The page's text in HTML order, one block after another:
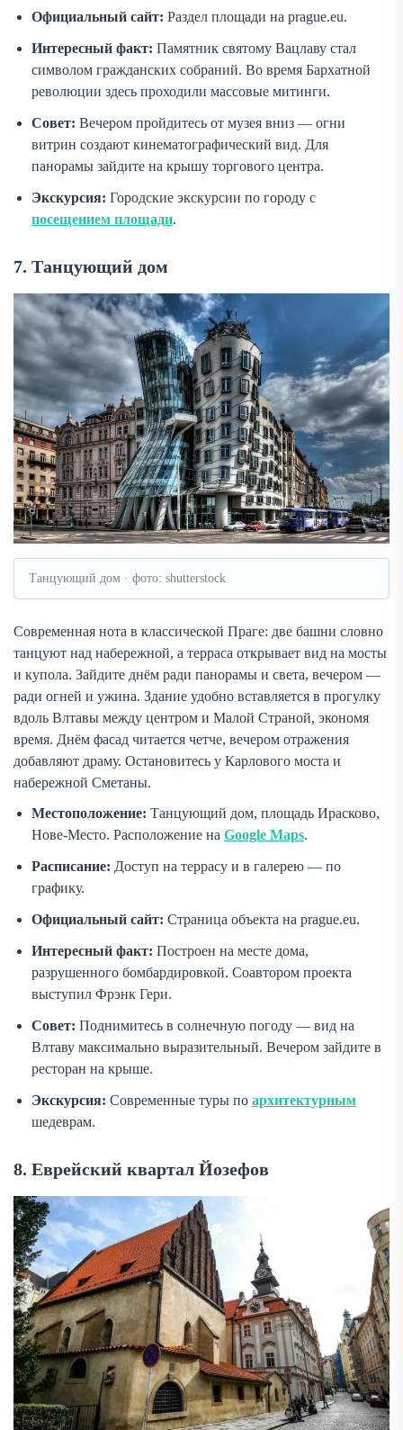
Официальный сайт: Раздел площади на prague.eu.
Интересный факт: Памятник святому Вацлаву стал
символом гражданских собраний. Во время Бархатной
революции здесь проходили массовые митинги.
Совет: Вечером пройдитесь от музея вниз — огни
витрин создают кинематографический вид. Для
панорамы зайдите на крышу торгового центра.
Экскурсия: Городские экскурсии по городу с
посещением площади.
7. Танцующий дом
Танцующий дом · фото: shutterstock
Современная нота в классической Праге: две башни словно
танцуют над набережной, а терраса открывает вид на мосты
и купола. Зайдите днём ради панорамы и света, вечером —
ради огней и ужина. Здание удобно вставляется в прогулку
вдоль Влтавы между центром и Малой Страной, экономя
время. Днём фасад читается четче, вечером отражения
добавляют драму. Остановитесь у Карлового моста и
набережной Сметаны.
Местоположение: Танцующий дом, площадь Ирасково,
Нове-Место. Расположение на Google Maps.
Расписание: Доступ на террасу и в галерею — по
графику.
Официальный сайт: Страница объекта на prague.eu.
Интересный факт: Построен на месте дома,
разрушенного бомбардировкой. Соавтором проекта
выступил Фрэнк Гери.
Совет: Поднимитесь в солнечную погоду — вид на
Влтаву максимально выразительный. Вечером зайдите в
ресторан на крыше.
Экскурсия: Современные туры по архитектурным
шедеврам.
8. Еврейский квартал Йозефов